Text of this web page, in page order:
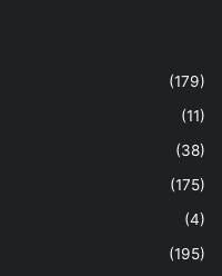
(179)
(11)
(38)
(175)
(4)
(195)